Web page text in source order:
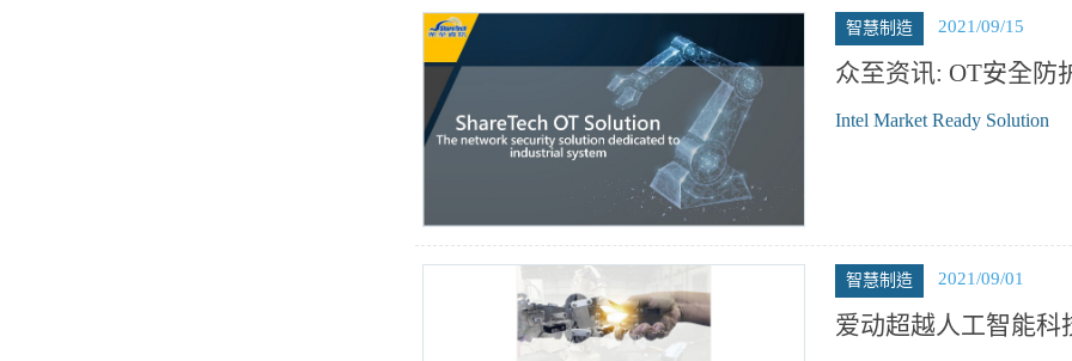
智慧制造 2021/09/15
众至资讯: OT安全防
Intel Market Ready Solution
智慧制造 2021/09/01
爱动超越人工智能